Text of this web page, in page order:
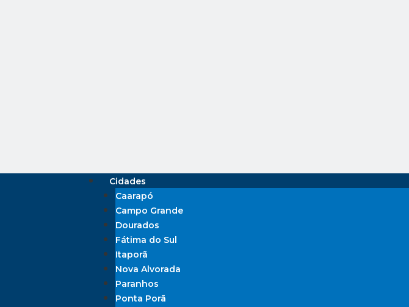
Cidades
Caarapó
Campo Grande
Dourados
Fátima do Sul
Itaporã
Nova Alvorada
Paranhos
Ponta Porã